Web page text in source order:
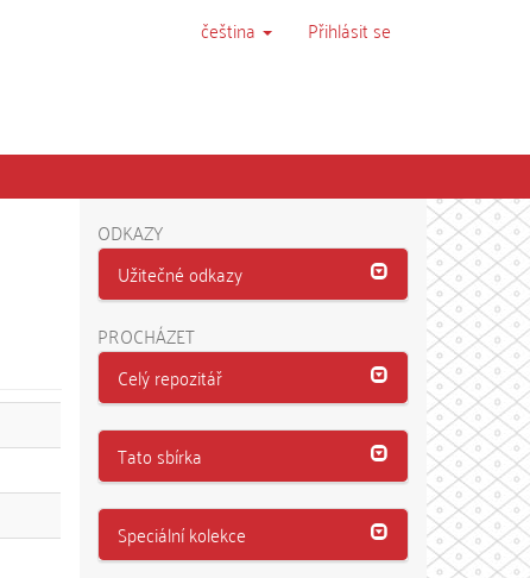
čeština Přihlásit se
ODKAZY
Užitečné odkazy
PROCHÁZET
Celý repozitář
Tato sbírka
Speciální kolekce